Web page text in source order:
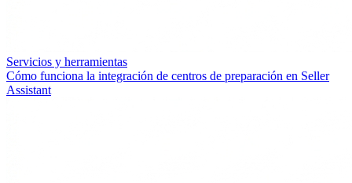
Servicios y herramientas
Cómo funciona la integración de centros de preparación en Seller
Assistant